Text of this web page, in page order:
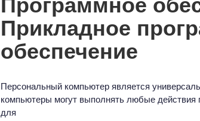
Прикладное
обеспечение
Персональный компьютер является
компьютеры могут выполнять любые действия
для